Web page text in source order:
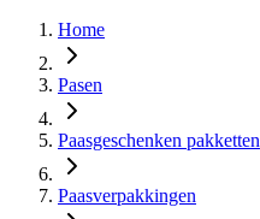
Home
Pasen
Paasgeschenken pakketten
Paasverpakkingen